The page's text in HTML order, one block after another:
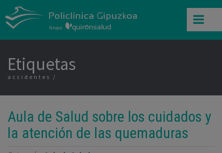
Etiquetas
accidentes
Aula de Salud sobre los cuidados y
la atención de las quemaduras